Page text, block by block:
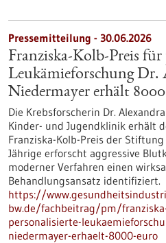
Pressemitteilung - 30.06.2026
Franziska-Kolb-Preis für
Leukämieforschung Dr.
Niedermayer erhält
Die Krebsforscherin Dr.
Kinder- und Jugendklinik erhält
Franziska-Kolb-Preis der
Jährige erforscht aggressive
moderner Verfahren einen
Behandlungsansatz identifiziert.
https://
bw.de/fachbeitrag/pm/
personalisierte-
niedermayer-erhaelt-8000-euro